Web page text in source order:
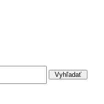
Vyhľadať